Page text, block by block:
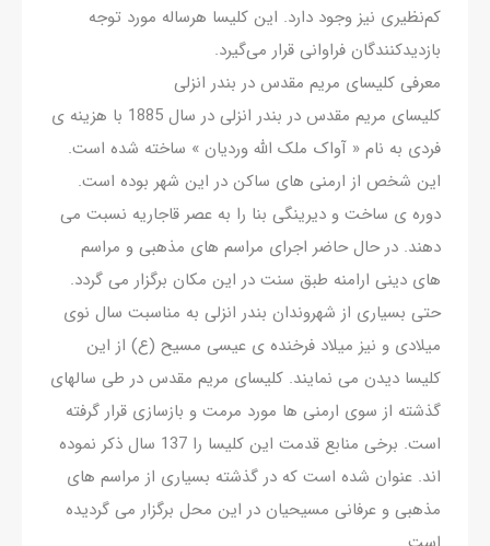
کم‌نظیری نیز وجود دارد. این کلیسا هرساله مورد توجه
بازدیدکنندگان فراوانی قرار می‌گیرد.
معرفی کلیسای مریم مقدس در بندر انزلی
کلیسای مریم مقدس در بندر انزلی در سال 1885 با هزینه ی
فردی به نام « آواک ملک الله وردیان » ساخته شده است.
این شخص از ارمنی های ساکن در این شهر بوده است.
دوره ی ساخت و دیرینگی بنا را به عصر قاجاریه نسبت می
دهند. در حال حاضر اجرای مراسم های مذهبی و مراسم
های دینی ارامنه طبق سنت در این مکان برگزار می گردد.
حتی بسیاری از شهروندان بندر انزلی به مناسبت سال نوی
میلادی و نیز میلاد فرخنده ی عیسی مسیح (ع) از این
کلیسا دیدن می نمایند. کلیسای مریم مقدس در طی سالهای
گذشته از سوی ارمنی ها مورد مرمت و بازسازی قرار گرفته
است. برخی منابع قدمت این کلیسا را 137 سال ذکر نموده
اند. عنوان شده است که در گذشته بسیاری از مراسم های
مذهبی و عرفانی مسیحیان در این محل برگزار می گردیده